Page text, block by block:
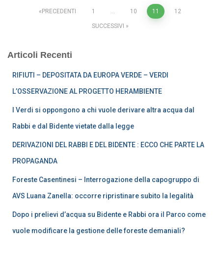
Paginazione
articoli
PRECEDENTI 1 … 10 11 12
SUCCESSIVI
Articoli Recenti
RIFIUTI – DEPOSITATA DA EUROPA VERDE – VERDI
L’OSSERVAZIONE AL PROGETTO HERAMBIENTE
I Verdi si oppongono a chi vuole derivare altra acqua dal
Rabbi e dal Bidente vietate dalla legge
DERIVAZIONI DEL RABBI E DEL BIDENTE : ECCO CHE PARTE LA
PROPAGANDA
Foreste Casentinesi – Interrogazione della capogruppo di
AVS Luana Zanella: occorre ripristinare subito la legalità
Dopo i prelievi d’acqua su Bidente e Rabbi ora il Parco come
vuole modificare la gestione delle foreste demaniali?